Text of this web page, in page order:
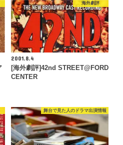
海外劇評
2001.8.4
[海外劇評]42nd STREET@FORD
CENTER
舞台で見た人のドラマ出演情報